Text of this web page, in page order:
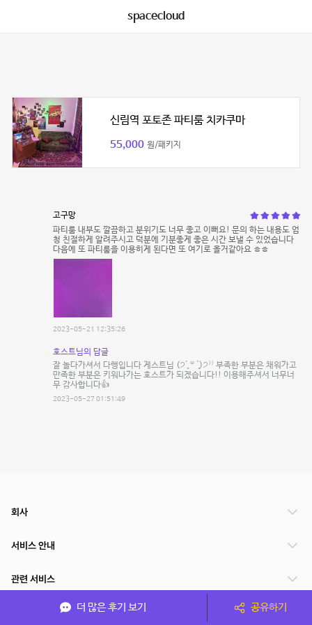
spacecloud
신림역 포토존 파티룸 치카쿠마
55,000 원/패키지
고구망
파티룸 내부도 깔끔하고 분위기도 너무 좋고 이뻐요! 문의 하는 내용도 엄
청 친절하게 알려주시고 덕분에 기분좋게 좋은 시간 보낼 수 있었습니다
다음에 또 파티룸을 이용히게 된다면 또 여기로 올거같아요 ㅎㅎ
2023-05-21 12:35:26
호스트님의 답글
잘 놀다가셔서 다행입니다 게스트님 (੭´͈ ᐜ `͈)੭⁾⁾ 부족한 부분은 채워가고
만족한 부분은 키워나가는 호스트가 되겠습니다!! 이용해주셔서 너무너
무 감사합니다👍
2023-05-27 01:51:49
더 많은 후기 보기 공유하기
회사
서비스 안내
관련 서비스